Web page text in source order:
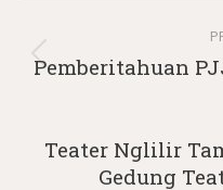
navigation
Pemberitahuan
Teater Nglilir
Gedung